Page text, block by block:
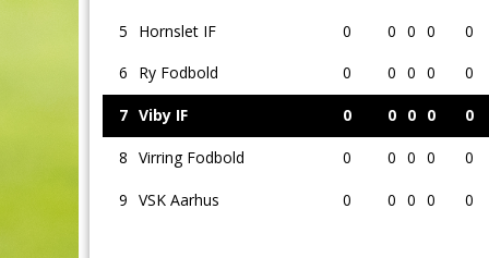
5
Hornslet IF 0 0 0 0
0
6
Ry Fodbold 0 0 0 0 0
7 Viby IF 0 0 0 0 0
8 Virring Fodbold 0 0 0 0 0
9 VSK Aarhus 0 0 0 0 0